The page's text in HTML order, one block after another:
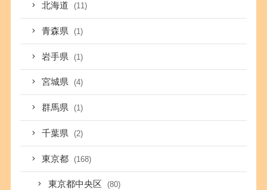
北海道 (11)
青森県 (1)
岩手県 (1)
宮城県 (4)
群馬県 (1)
千葉県 (2)
東京都 (168)
東京都中央区 (80)